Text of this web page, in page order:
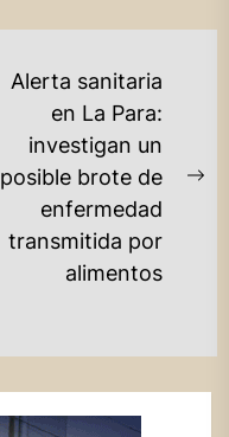
Alerta sanitaria
en La Para:
investigan un
posible brote de
enfermedad
transmitida por
alimentos